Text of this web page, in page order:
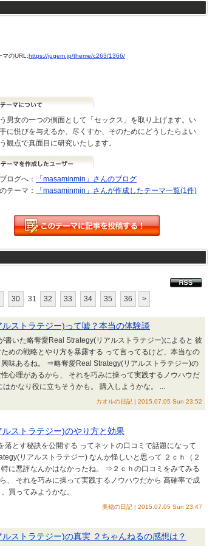
マのURL:https://jugem.jp/theme/c263/1366/
男女の一つの側面として「セックス」を取り上げます。い
に悦びを与えるか、尽くすか、そのためにどうしたらよい
観点で真面目に研究いたします。
ログへ：
「masaminmin」さんのブログ
テーマ：
「masaminmin」さんが作成したテーマ一覧(1件)
30 31 32 33 34 35 36 >
ストラテジー)って嘘？本当の体験談
書いた略奪愛Real Strategy(リアルストラテジー)によると 彼
めの戦略とやり方を暴露する って言ってるけど、本当なの
味あるね。 ⇒略奪愛Real Strategy(リアルストラテジー)の
心理があるから、 それを巧みに操って実践するノウハウだ
かなり役に立ちそうかも。 購入しようかな。 ...
カオルの日記 | 2015.07.05 Sun 23:52
ストラテジー)のやり方と効果
落とす秘訣を公開する ってネットの口コミで話題になって
リアルストラテジー) なんか怪しいと思って ２ｃｈ（２
に悪評なんかはなかったね。 ⇒２ｃｈの口コミをみてみる
、 それを巧みに操って実践するノウハウだから 高確率で成
買ってみようかな。
美穂の日記 | 2015.07.05 Sun 23:47
ストラテジー)の真実 ２ちゃんねるの感想は？